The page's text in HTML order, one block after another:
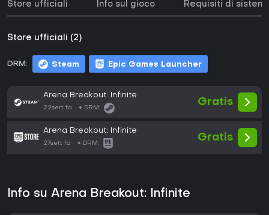
Store ufficiali Info sul gioco Requisiti di
Store ufficiali (2)
DRM: Steam Epic Games Launcher
Arena Breakout: Infinite
22sett fa DRM:
Gratis
Arena Breakout: Infinite
27sett fa DRM:
Gratis
Info su Arena Breakout: Infinite